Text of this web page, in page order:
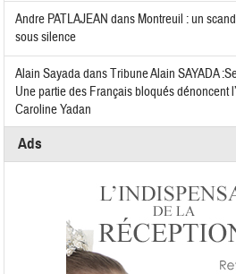
Andre PATLAJEAN dans Montreuil : un
sous silence
Alain SayadadansTribune Alain SAYADA
Une partie des Français bloqués dénoncent
Caroline Yadan
Ads